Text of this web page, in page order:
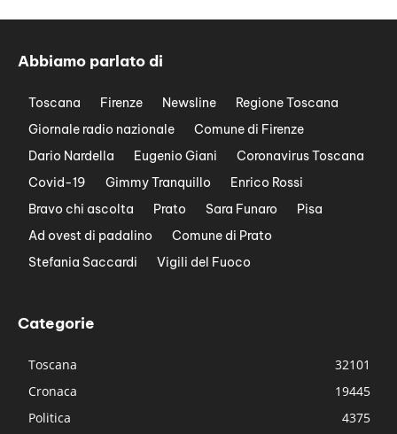
Abbiamo parlato di
Toscana Firenze Newsline
Regione Toscana
Giornale radio nazionale
Comune di Firenze
Dario Nardella
Eugenio Giani
Coronavirus Toscana
Covid-19
Gimmy Tranquillo
Enrico Rossi
Bravo chi ascolta
Prato Sara Funaro
Pisa
Ad ovest di padalino
Comune di Prato
Stefania Saccardi
Vigili del Fuoco
Categorie
Toscana
32101
Cronaca
19445
Politica
4375